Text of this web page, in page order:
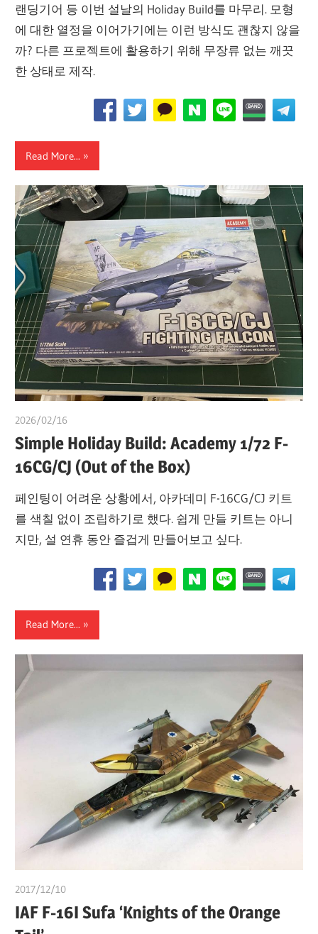
랜딩기어 등 이번 설날의 Holiday Build를 마무리. 모형
에 대한 열정을 이어가기에는 이런 방식도 괜찮지 않을
까? 다른 프로젝트에 활용하기 위해 무장류 없는 깨끗
한 상태로 제작.
Read More...
2026/02/16
Simple Holiday Build: Academy 1/72 F-
16CG/CJ (Out of the Box)
페인팅이 어려운 상황에서, 아카데미 F-16CG/CJ 키트
를 색칠 없이 조립하기로 했다. 쉽게 만들 키트는 아니
지만, 설 연휴 동안 즐겁게 만들어보고 싶다.
Read More...
2017/12/10
IAF F-16I Sufa ‘Knights of the Orange